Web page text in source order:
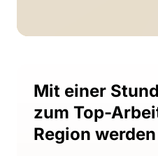
Mit einer
zum Top-
Region werden